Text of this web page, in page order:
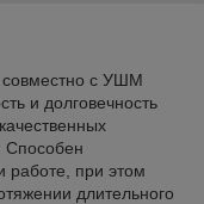
совместно с УШМ
и долговечность
Способен
работе, при этом
длительного